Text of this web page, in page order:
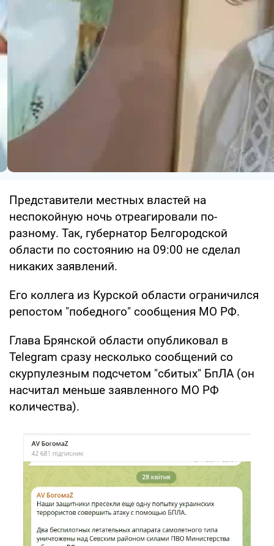
Представители местных властей на
неспокойную ночь отреагировали по-
разному. Так, губернатор Белгородской
области по состоянию на 09:00 не сделал
никаких заявлений.
Его коллега из Курской области ограничился
репостом "победного" сообщения МО РФ.
Глава Брянской области опубликовал в
Telegram сразу несколько сообщений со
скурпулезным подсчетом "сбитых" БпЛА (он
насчитал меньше заявленного МО РФ
количества).